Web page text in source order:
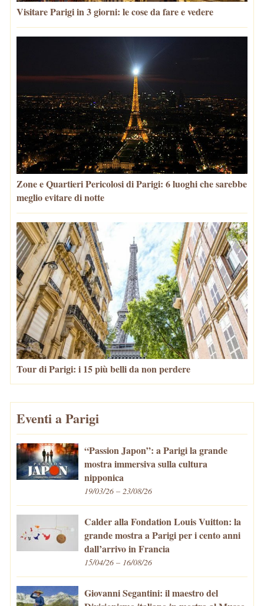
Visitare Parigi in 3 giorni: le cose da fare e vedere
Zone e Quartieri Pericolosi di Parigi: 6 luoghi che sarebbe
meglio evitare di notte
Tour di Parigi: i 15 più belli da non perdere
Eventi a Parigi
“Passion Japon”: a Parigi la grande
mostra immersiva sulla cultura
nipponica
19/03/26 – 23/08/26
Calder alla Fondation Louis Vuitton: la
grande mostra a Parigi per i cento anni
dall’arrivo in Francia
15/04/26 – 16/08/26
Giovanni Segantini: il maestro del